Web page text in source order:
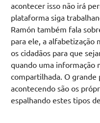
acontecer isso não irá
plataforma siga
Ramón também fala
para ele, a alfabetização
os cidadãos para que
quando uma informação
compartilhada. O
acontecendo são os
espalhando estes tipos